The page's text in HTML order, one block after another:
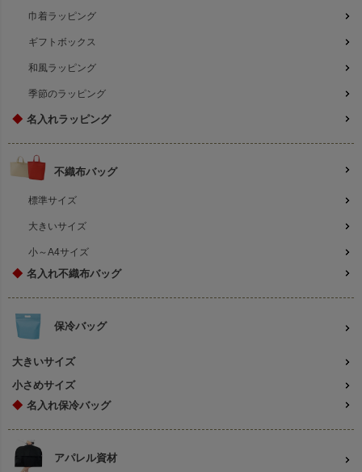
巾着ラッピング
ギフトボックス
和風ラッピング
季節のラッピング
◆ 名入れラッピング
不織布バッグ
標準サイズ
大きいサイズ
小～A4サイズ
◆ 名入れ不織布バッグ
保冷バッグ
大きいサイズ
小さめサイズ
◆ 名入れ保冷バッグ
アパレル資材